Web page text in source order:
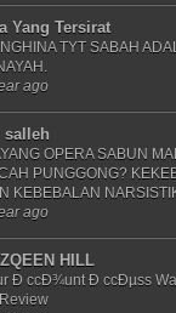
Yang Tersirat
TYT SABAH
ago
salleh
OPERA SABUN
PUNGGONG?
KEBEBALAN
ago
HILL
Ð ccÐ¾unt Ð ccÐµss